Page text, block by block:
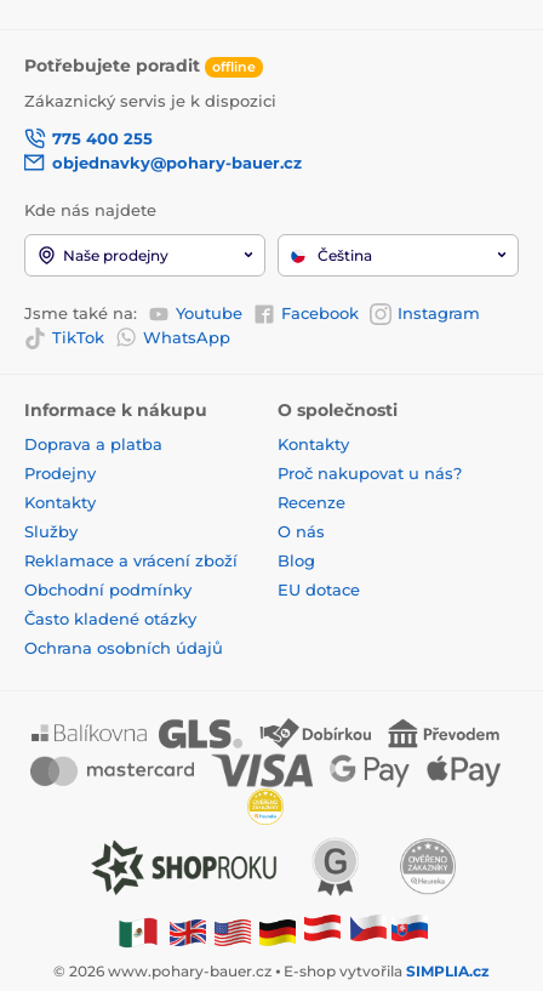
Potřebujete poradit offline
Zákaznický servis je k dispozici
775 400 255
objednavky@pohary-bauer.cz
Kde nás najdete
Naše prodejny Čeština
Jsme také na: Youtube Facebook
Instagram
TikTok
WhatsApp
Informace k nákupu
Doprava a platba
Prodejny
Kontakty
Služby
Reklamace a vrácení zboží
Obchodní podmínky
Často kladené otázky
Ochrana osobních údajů
O společnosti
Kontakty
Proč nakupovat u nás?
Recenze
O nás
Blog
EU dotace
© 2026 www.pohary-bauer.cz ⦁ E-shop vytvořila SIMPLIA.cz